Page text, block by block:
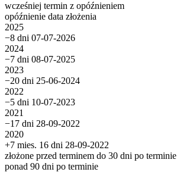
wcześniej termin z opóźnieniem
opóźnienie data złożenia
2025
−8 dni 07-07-2026
2024
−7 dni 08-07-2025
2023
−20 dni 25-06-2024
2022
−5 dni 10-07-2023
2021
−17 dni 28-09-2022
2020
+7 mies. 16 dni 28-09-2022
złożone przed terminem do 30 dni po terminie
ponad 90 dni po terminie